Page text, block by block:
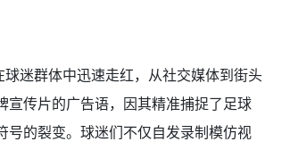
迷群体中迅速走红，从社交媒体到街头
传片的广告语，因其精准捕捉了足球
的裂变。球迷们不仅自发录制模仿视